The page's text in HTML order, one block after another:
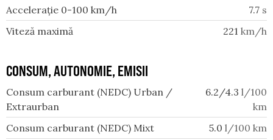
Accelerație 0-100 km/h 7.7 s
Viteză maximă
221 km/h
CONSUM, AUTONOMIE, EMISII
Consum carburant (NEDC) Urban /
Extraurban
6.2/4.3 l/100
km
Consum carburant (NEDC) Mixt
5.0 l/100 km